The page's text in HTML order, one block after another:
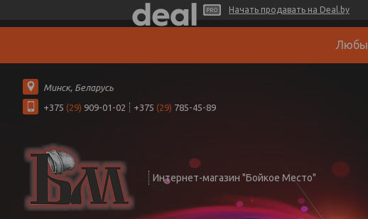
Начать продавать на Deal.by
Минск, Беларусь
+375 (29) 909-01-02 +375 (29) 785-45-89
Интернет-магазин "Бойкое Место"